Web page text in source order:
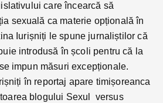
care încearcă să
sexuală ca materie opțională în
Iurișniți le spune jurnaliștilor că
introdusă în școli pentru că la
impun măsuri excepționale.
în reportaj apare timișoreanca
blogului Sexul versus